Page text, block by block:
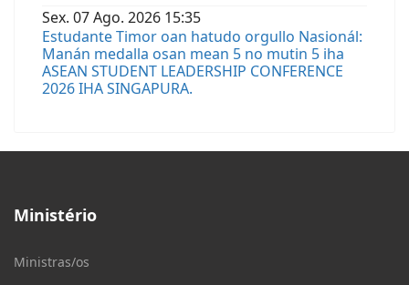
Sex. 07Ago. 2026 15:35
Estudante Timor oan hatudo orgullo Nasionál:
Manán medalla osan mean 5 no mutin 5 iha
ASEAN STUDENT LEADERSHIP CONFERENCE
2026 IHA SINGAPURA.
Ministério
Ministras/os